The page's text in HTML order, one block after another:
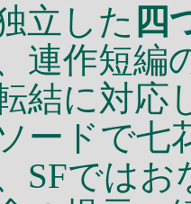
立した 四
連作短編
結に対応
ードで七
SFでは